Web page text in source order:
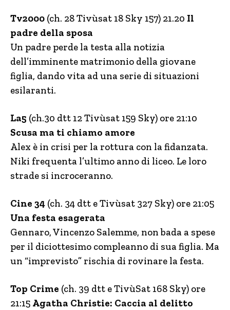
Tv2000 (ch. 28 Tivùsat 18 Sky 157) 21.20 Il
padre della sposa
Un padre perde la testa alla notizia
dell’imminente matrimonio della giovane
figlia, dando vita ad una serie di situazioni
esilaranti.
La5 (ch.30 dtt 12 Tivùsat 159 Sky) ore 21:10
Scusa ma ti chiamo amore
Alex è in crisi per la rottura con la fidanzata.
Niki frequenta l’ultimo anno di liceo. Le loro
strade si incroceranno.
Cine 34 (ch. 34 dtt e Tivùsat 327 Sky) ore 21:05
Una festa esagerata
Gennaro, Vincenzo Salemme, non bada a spese
per il diciottesimo compleanno di sua figlia. Ma
un “imprevisto” rischia di rovinare la festa.
Top Crime (ch. 39 dtt e TivùSat 168 Sky) ore
21:15 Agatha Christie: Caccia al delitto